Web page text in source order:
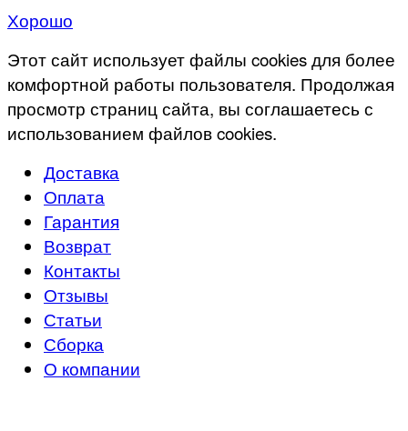
Хорошо
Этот сайт использует файлы cookies для более
комфортной работы пользователя. Продолжая
просмотр страниц сайта, вы соглашаетесь с
использованием файлов cookies.
Доставка
Оплата
Гарантия
Возврат
Контакты
Отзывы
Статьи
Сборка
О компании